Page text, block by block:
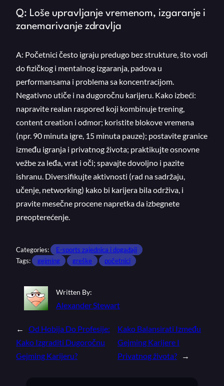
Q: Loše upravljanje vremenom, izgaranje i
zanemarivanje zdravlja
A: Početnici često igraju predugo bez strukture, što vodi
do fizičkog i mentalnog izgaranja, padova u
performansama i problema sa koncentracijom.
Negativno utiče i na dugoročnu karijeru. Kako izbeći:
napravite realan raspored koji kombinuje trening,
content creation i odmor; koristite blokove vremena
(npr. 90 minuta igre, 15 minuta pauze); postavite granice
između igranja i privatnog života; praktikujte osnovne
vežbe za leđa, vrat i oči; spavajte dovoljno i pazite
ishranu. Diversifikujte aktivnosti (rad na sadržaju,
učenje, networking) kako bi karijera bila održiva, i
pravite mesečne procene napretka da izbegnete
preopterećenje.
Categories:
E-sports zajednica i događaji
Tags:
gejming greške početnici
Written By:
Alexander Stewart
←
Od Hobija Do Profesije:
Kako Izgraditi Dugoročnu
Gejming Karijeru?
Kako Balansirati Između
Gejming Karijere I
Privatnog života?
→